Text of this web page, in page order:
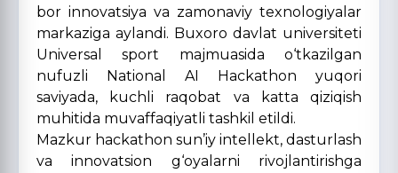
bor innovatsiya va zamonaviy texnologiyalar
markaziga aylandi. Buxoro davlat universiteti
Universal sport majmuasida o‘tkazilgan
nufuzli National AI Hackathon yuqori
saviyada, kuchli raqobat va katta qiziqish
muhitida muvaffaqiyatli tashkil etildi.
Mazkur hackathon sun’iy intellekt, dasturlash
va innovatsion g‘oyalarni rivojlantirishga